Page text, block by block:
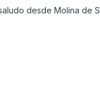
desde Molina de